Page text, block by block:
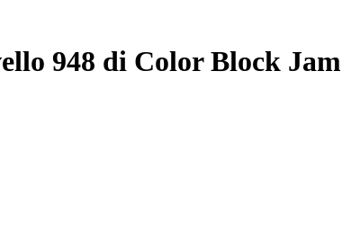
948 di Color Block Jam